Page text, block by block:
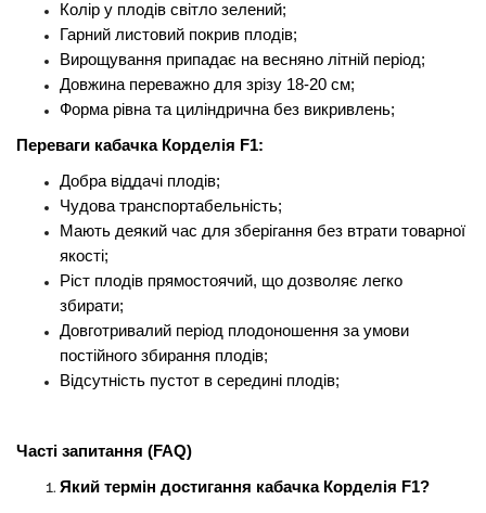
Колір у плодів світло зелений;
Гарний листовий покрив плодів;
Вирощування припадає на весняно літній період;
Довжина переважно для зрізу 18-20 см;
Форма рівна та циліндрична без викривлень;
Переваги кабачка Корделія F1:
Добра віддачі плодів;
Чудова транспортабельність;
Мають деякий час для зберігання без втрати товарної
якості;
Ріст плодів прямостоячий, що дозволяє легко
збирати;
Довготривалий період плодоношення за умови
постійного збирання плодів;
Відсутність пустот в середині плодів;
Часті запитання (FAQ)
Який термін достигання кабачка Корделія F1?